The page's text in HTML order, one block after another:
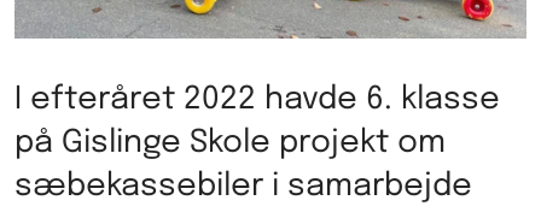
I efteråret 2022 havde 6. klasse
på Gislinge Skole projekt om
sæbekassebiler i samarbejde